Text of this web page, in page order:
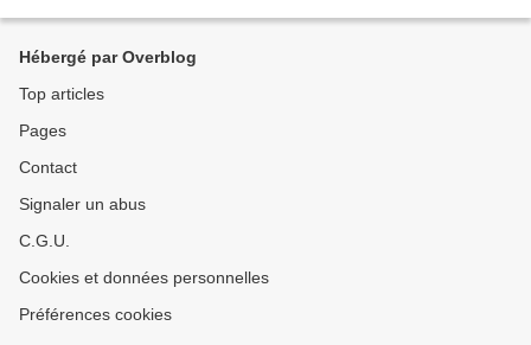
Hébergé par Overblog
Top articles
Pages
Contact
Signaler un abus
C.G.U.
Cookies et données personnelles
Préférences cookies